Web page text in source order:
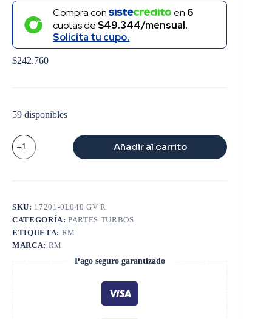
Compra con en 6
cuotas de $49.344/mensual.
Solicita tu cupo.
$242.760
59 disponibles
GEOMETRIA
VARIABLE
TOYOTA
Añadir al carrito
SKU: 17201-0L040 GV R
CATEGORÍA:PARTES TURBOS
ETIQUETA: RM
MARCA: RM
Pago seguro garantizado